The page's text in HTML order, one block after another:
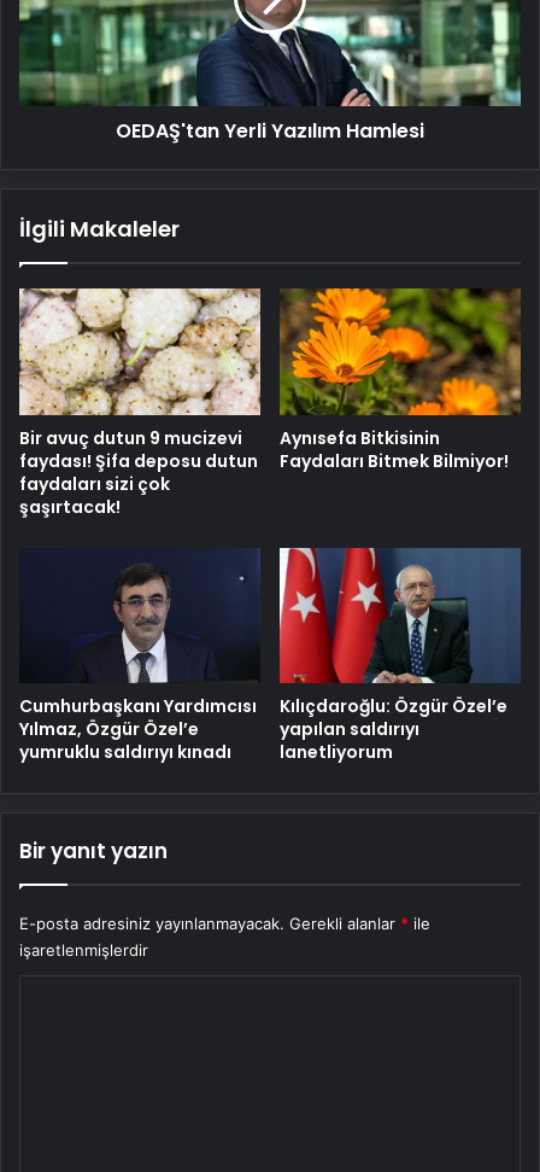
OEDAŞ'tan Yerli Yazılım Hamlesi
İlgili Makaleler
Bir avuç dutun 9 mucizevi
faydası! Şifa deposu dutun
faydaları sizi çok
şaşırtacak!
Aynısefa Bitkisinin
Faydaları Bitmek Bilmiyor!
Cumhurbaşkanı Yardımcısı
Yılmaz, Özgür Özel’e
yumruklu saldırıyı kınadı
Kılıçdaroğlu: Özgür Özel’e
yapılan saldırıyı
lanetliyorum
Bir yanıt yazın
E-posta adresiniz yayınlanmayacak. Gerekli alanlar * ile
işaretlenmişlerdir